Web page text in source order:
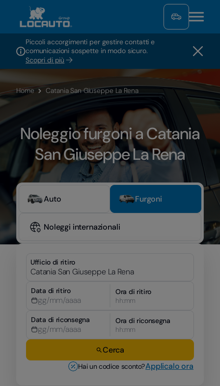
Piccoli accorgimenti per gestire contatti e
comunicazioni sospette in modo sicuro.
Scopri di più
Home Catania San Giuseppe La Rena
Noleggio furgoni a Catania
San Giuseppe La Rena
Auto Furgoni
Noleggi internazionali
Ufficio di ritiro
Data di ritiro
Ora di ritiro
hh:mm
Data di riconsegna
Ora di riconsegna
hh:mm
Cerca
Hai un codice sconto?Applicalo ora